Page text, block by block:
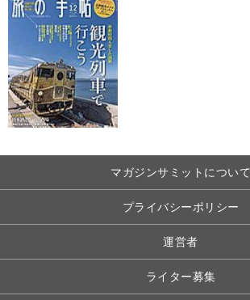
マガジンサミットについて
プライバシーポリシー
運営者
ライター募集